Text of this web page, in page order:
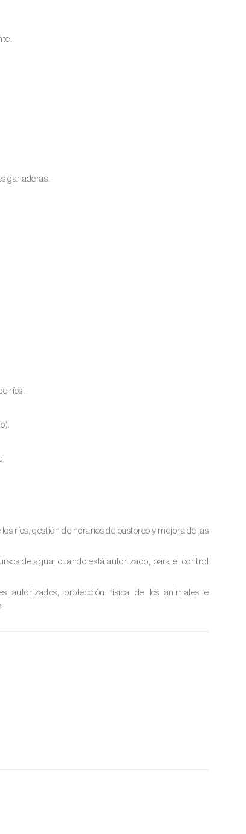
ganaderas.
ríos.
ríos, gestión de horarios de pastoreo y mejora de las
de agua, cuando está autorizado, para el control
autorizados, protección física de los animales e